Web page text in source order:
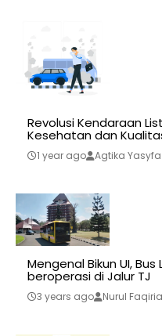
Revolusi Kendaraan
Kesehatan dan
1 year ago Agtika Yasyfa
Mengenal Bikun UI,
beroperasi di Jalur TJ
3 years ago Nurul